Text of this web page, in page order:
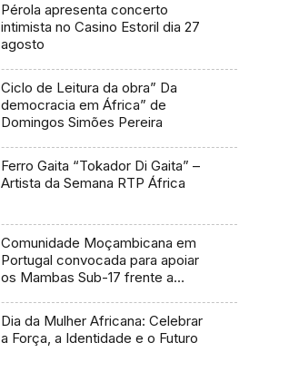
Pérola apresenta concerto
intimista no Casino Estoril dia 27
agosto
Ciclo de Leitura da obra” Da
democracia em África” de
Domingos Simões Pereira
Ferro Gaita “Tokador Di Gaita” –
Artista da Semana RTP África
Comunidade Moçambicana em
Portugal convocada para apoiar
os Mambas Sub-17 frente a
Dia da Mulher Africana: Celebrar
a Força, a Identidade e o Futuro